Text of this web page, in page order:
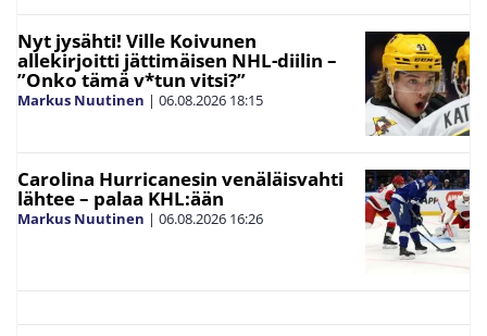
Nyt jysähti! Ville Koivunen
allekirjoitti jättimäisen NHL-diilin –
”Onko tämä v*tun vitsi?”
Markus Nuutinen | 06.08.2026 18:15
Carolina Hurricanesin venäläisvahti
lähtee – palaa KHL:ään
Markus Nuutinen | 06.08.2026 16:26